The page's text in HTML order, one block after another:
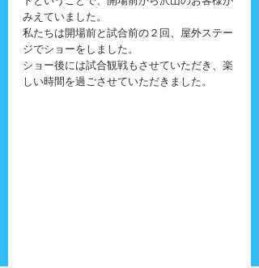
みえていました。
私たちは開場前と試合前の２回、屋外ステー
ジでショーをしました。
ショー後には試合観戦もさせていただき、楽
しい時間を過ごさせていただきました。